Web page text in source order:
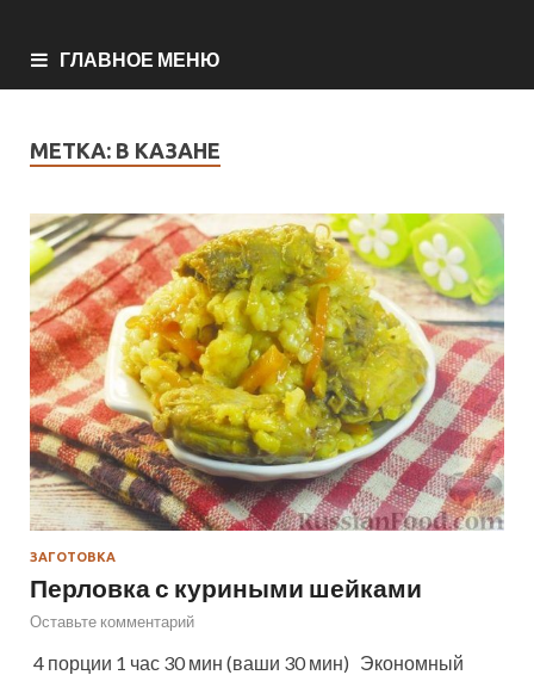
ГЛАВНОЕ МЕНЮ
МЕТКА: В КАЗАНЕ
ЗАГОТОВКА
Перловка с куриными шейками
Оставьте комментарий
4 порции 1 час 30 мин (ваши 30 мин) Экономный